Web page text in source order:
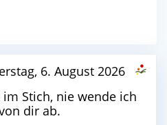
6. August 2026
Stich, nie wende ich
dir ab.